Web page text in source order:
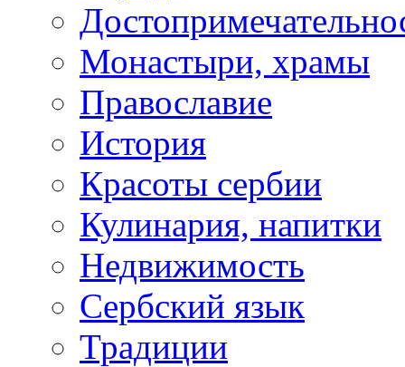
Монастыри, храмы
Православие
История
Красоты сербии
Кулинария, напитки
Недвижимость
Сербский язык
Традиции